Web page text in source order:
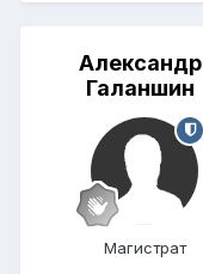
Александр
Галаншин
Магистрат